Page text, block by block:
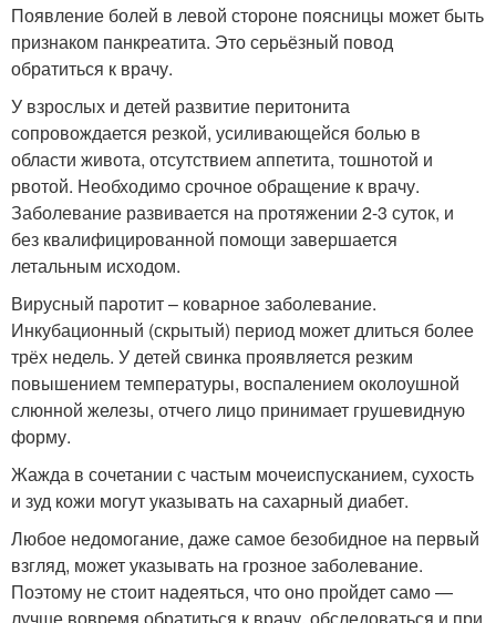
Появление болей в левой стороне поясницы может быть
признаком панкреатита. Это серьёзный повод
обратиться к врачу.
У взрослых и детей развитие перитонита
сопровождается резкой, усиливающейся болью в
области живота, отсутствием аппетита, тошнотой и
рвотой. Необходимо срочное обращение к врачу.
Заболевание развивается на протяжении 2-3 суток, и
без квалифицированной помощи завершается
летальным исходом.
Вирусный паротит – коварное заболевание.
Инкубационный (скрытый) период может длиться более
трёх недель. У детей свинка проявляется резким
повышением температуры, воспалением околоушной
слюнной железы, отчего лицо принимает грушевидную
форму.
Жажда в сочетании с частым мочеиспусканием, сухость
и зуд кожи могут указывать на сахарный диабет.
Любое недомогание, даже самое безобидное на первый
взгляд, может указывать на грозное заболевание.
Поэтому не стоит надеяться, что оно пройдет само —
лучше вовремя обратиться к врачу, обследоваться и при